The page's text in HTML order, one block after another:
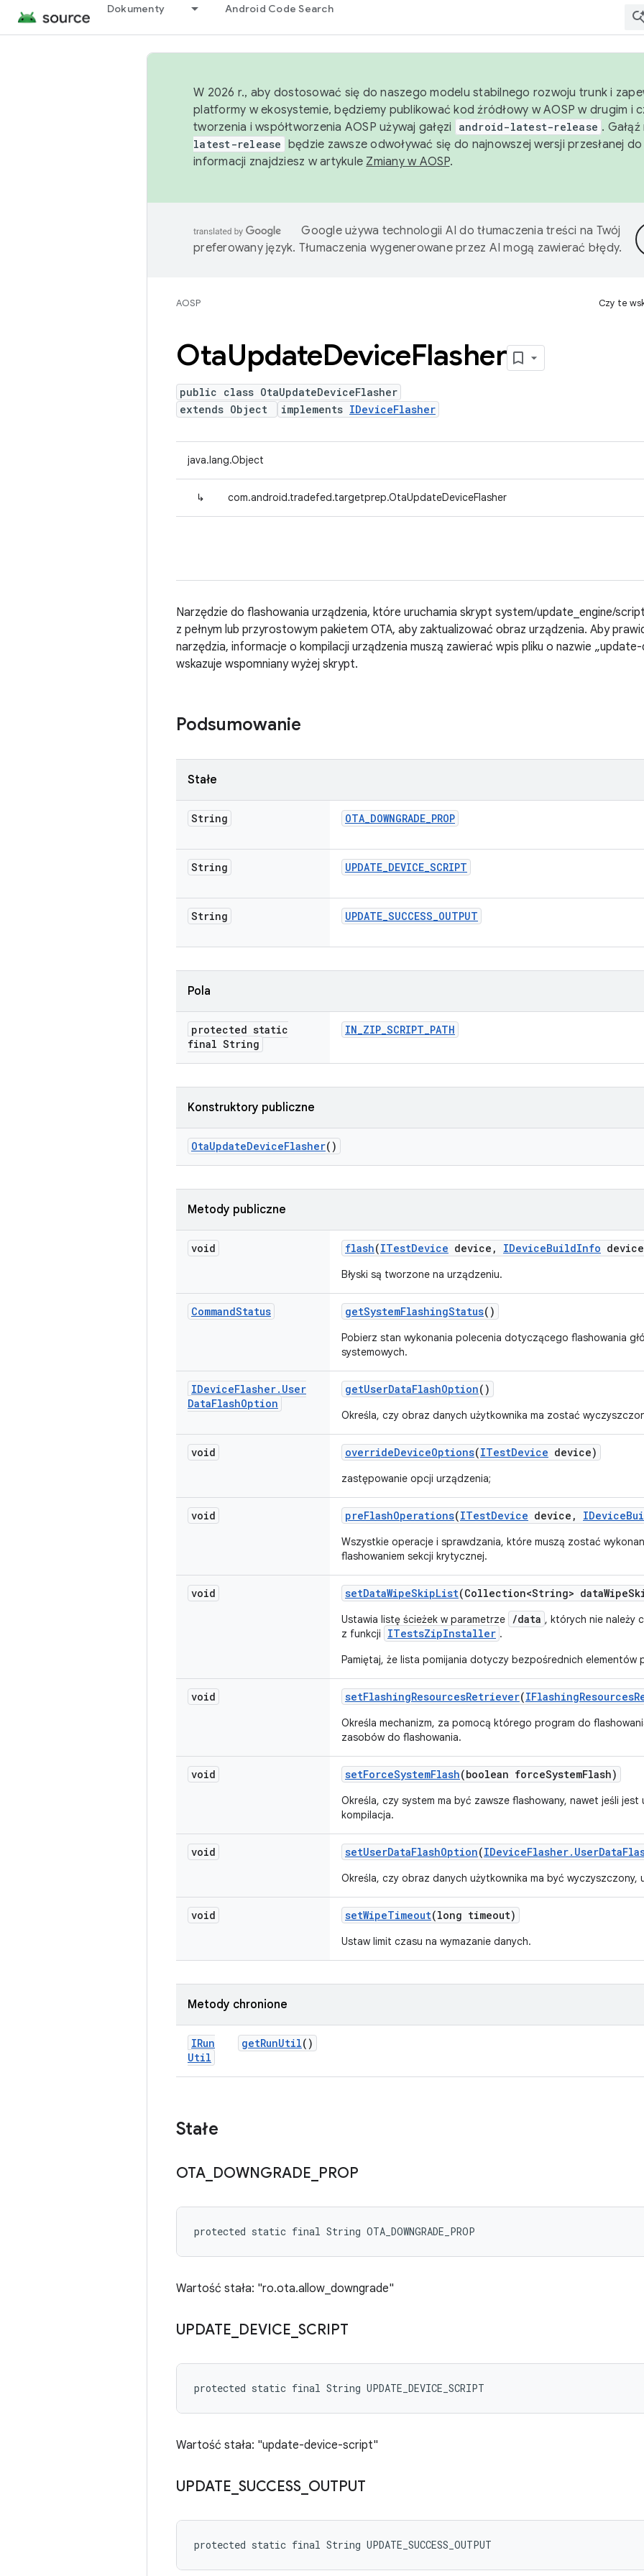
Dokumenty Android Code Search
W 2026 r., aby dostosować się do naszego modelu stabilnego rozwoju trunk i
platformy w ekosystemie, będziemy publikować kod źródłowy w AOSP w drugim i
tworzenia i współtworzenia AOSP używaj gałęzi
android-latest-release .
latest-release będzie zawsze odwoływać się do najnowszej wersji przesłanej do
informacji znajdziesz w artykule Zmiany w AOSP.
Google używa technologii AI do tłumaczenia treści na Twój
preferowany język. Tłumaczenia wygenerowane przez AI mogą zawierać błędy.
AOSP Czy te
OtaUpdateDeviceFlasher
public class OtaUpdateDeviceFlasher
extends Object
implements IDeviceFlasher
java.lang.Object
↳ com.android.tradefed.targetprep.OtaUpdateDeviceFlasher
Narzędzie do flashowania urządzenia, które uruchamia skrypt system/update_engine/
z pełnym lub przyrostowym pakietem OTA, aby zaktualizować obraz urządzenia. Aby
narzędzia, informacje o kompilacji urządzenia muszą zawierać wpis pliku o nazwie
wskazuje wspomniany wyżej skrypt.
Podsumowanie
Stałe
String OTA_DOWNGRADE_PROP
String UPDATE_DEVICE_SCRIPT
String UPDATE_SUCCESS_OUTPUT
Pola
protected static
final String
IN_ZIP_SCRIPT_PATH
Konstruktory publiczne
OtaUpdateDeviceFlasher()
Metody publiczne
void flash(ITestDevice device , IDeviceBuildInfo device
Błyski są tworzone na urządzeniu.
CommandStatus getSystemFlashingStatus()
Pobierz stan wykonania polecenia dotyczącego flashowania
systemowych.
IDeviceFlasher. User
DataFlashOption
getUserDataFlashOption()
Określa, czy obraz danych użytkownika ma zostać
void overrideDeviceOptions(ITestDevice device)
zastępowanie opcji urządzenia;
void preFlashOperations(ITestDevice device , IDevice
Wszystkie operacje i sprawdzania, które muszą zostać
flashowaniem sekcji krytycznej.
void setDataWipeSkipList(Collection<String> dataWipe
Ustawia listę ścieżek w parametrze /data , których nie należy
z funkcji
ITestsZipInstaller .
Pamiętaj, że lista pomijania dotyczy bezpośrednich elementów
void setFlashingResourcesRetriever(IFlashingResources
Określa mechanizm, za pomocą którego program do
zasobów do flashowania.
void setForceSystemFlash(boolean forceSystemFlash)
Określa, czy system ma być zawsze flashowany, nawet jeśli jest
kompilacja.
void setUserDataFlashOption(IDeviceFlasher. UserData
Określa, czy obraz danych użytkownika ma być wyczyszczony,
void setWipeTimeout(long timeout)
Ustaw limit czasu na wymazanie danych.
Metody chronione
IRun
Util
getRunUtil()
Stałe
OTA DOWNGRADE PROP
protected static final String OTA_DOWNGRADE_PROP
Wartość stała: "ro.ota.allow_downgrade"
UPDATE DEVICE SCRIPT
protected static final String UPDATE_DEVICE_SCRIPT
Wartość stała: "update-device-script"
UPDATE SUCCESS OUTPUT
protected static final String UPDATE_SUCCESS_OUTPUT